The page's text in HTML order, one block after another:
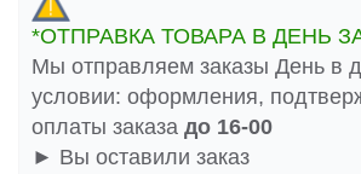
*ОТПРАВКА ТОВАРА В ДЕНЬ
Мы отправляем заказы День в
условии: оформления,
оплаты заказа до 16-00
► Вы оставили заказ